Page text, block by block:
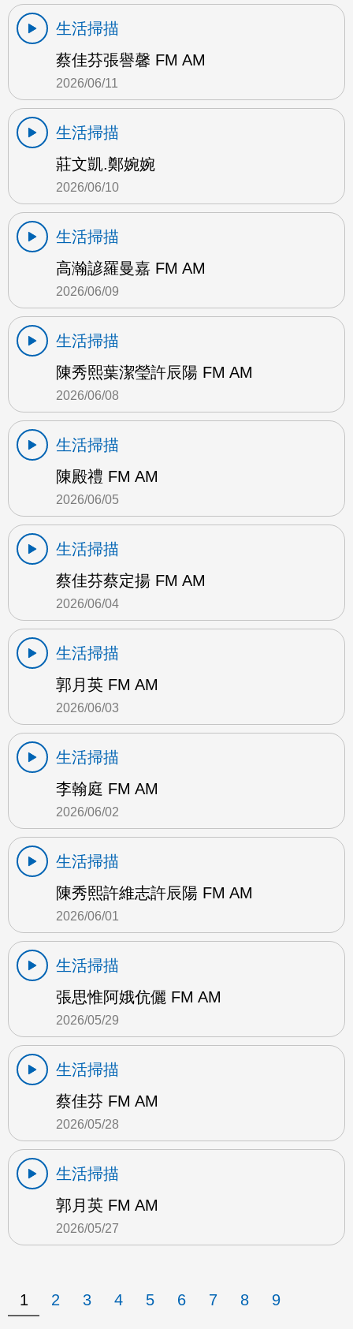
生活掃描
蔡佳芬張譽馨 FM AM
2026/06/11
生活掃描
莊文凱.鄭婉婉
2026/06/10
生活掃描
高瀚諺羅曼嘉 FM AM
2026/06/09
生活掃描
陳秀熙葉潔瑩許辰陽 FM AM
2026/06/08
生活掃描
陳殿禮 FM AM
2026/06/05
生活掃描
蔡佳芬蔡定揚 FM AM
2026/06/04
生活掃描
郭月英 FM AM
2026/06/03
生活掃描
李翰庭 FM AM
2026/06/02
生活掃描
陳秀熙許維志許辰陽 FM AM
2026/06/01
生活掃描
張思惟阿娥伉儷 FM AM
2026/05/29
生活掃描
蔡佳芬 FM AM
2026/05/28
生活掃描
郭月英 FM AM
2026/05/27
1 2 3 4 5 6 7 8 9